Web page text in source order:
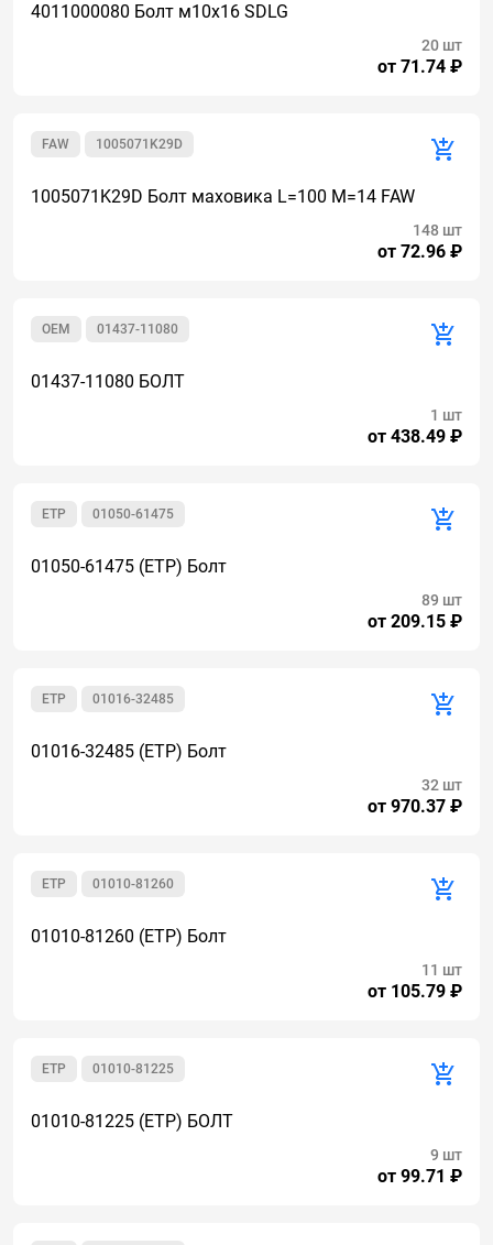
4011000080 Болт м10х16 SDLG
от 71.74 ₽
20 шт
1005071K29D
FAW
1005071K29D Болт маховика L=100 M=14 FAW
от 72.96 ₽
148 шт
01437-11080
OEM
01437-11080 БОЛТ
от 438.49 ₽
1 шт
01050-61475
ETP
01050-61475 (ETP) Болт
от 209.15 ₽
89 шт
01016-32485
ETP
01016-32485 (ETP) Болт
от 970.37 ₽
32 шт
01010-81260
ETP
01010-81260 (ETP) Болт
от 105.79 ₽
11 шт
01010-81225
ETP
01010-81225 (ETP) БОЛТ
от 99.71 ₽
9 шт